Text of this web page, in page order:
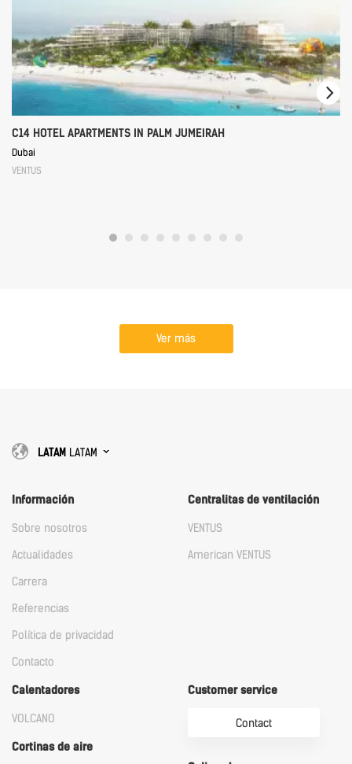
C14 HOTEL APARTMENTS IN PALM JUMEIRAH
Dubai
VENTUS
Ver más
LATAM LATAM
Información
Sobre nosotros
Actualidades
Carrera
Referencias
Política de privacidad
Contacto
Centralitas de ventilación
VENTUS
American VENTUS
Calentadores
VOLCANO
Cortinas de aire
Customer service
Contact